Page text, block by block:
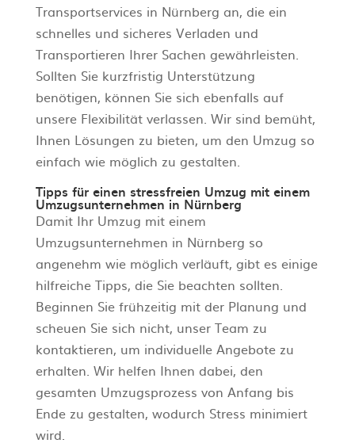
Transportservices in Nürnberg an, die ein
schnelles und sicheres Verladen und
Transportieren Ihrer Sachen gewährleisten.
Sollten Sie kurzfristig Unterstützung
benötigen, können Sie sich ebenfalls auf
unsere Flexibilität verlassen. Wir sind bemüht,
Ihnen Lösungen zu bieten, um den Umzug so
einfach wie möglich zu gestalten.
Tipps für einen stressfreien Umzug mit einem
Umzugsunternehmen in Nürnberg
Damit Ihr Umzug mit einem
Umzugsunternehmen in Nürnberg so
angenehm wie möglich verläuft, gibt es einige
hilfreiche Tipps, die Sie beachten sollten.
Beginnen Sie frühzeitig mit der Planung und
scheuen Sie sich nicht, unser Team zu
kontaktieren, um individuelle Angebote zu
erhalten. Wir helfen Ihnen dabei, den
gesamten Umzugsprozess von Anfang bis
Ende zu gestalten, wodurch Stress minimiert
wird.